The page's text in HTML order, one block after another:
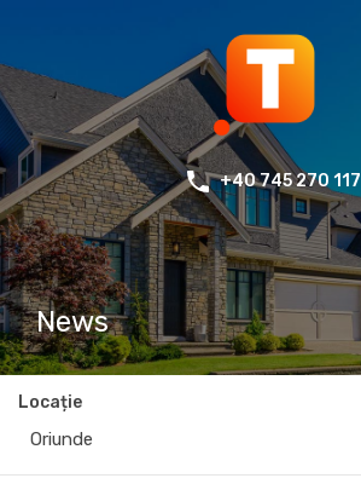
+40 745 270 117
News
Locație
Oriunde